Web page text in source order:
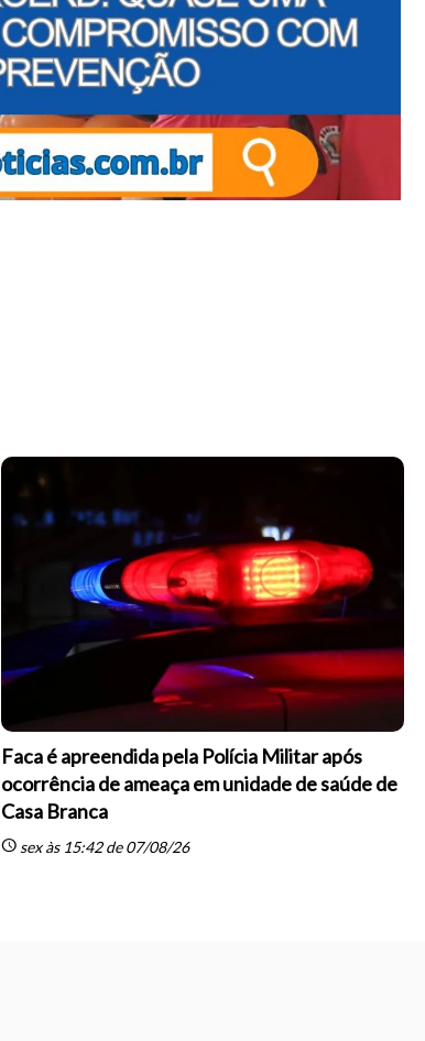
Faca é apreendida pela Polícia Militar após
ocorrência de ameaça em unidade de saúde de
Casa Branca
schedulesex às 15:42 de 07/08/26